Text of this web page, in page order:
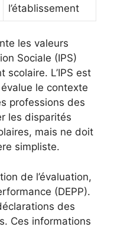
l’établissement
les valeurs
Sociale (IPS)
scolaire. L’IPS est
le contexte
professions des
les disparités
mais ne doit
simpliste.
de l’évaluation,
(DEPP).
des
Ces informations